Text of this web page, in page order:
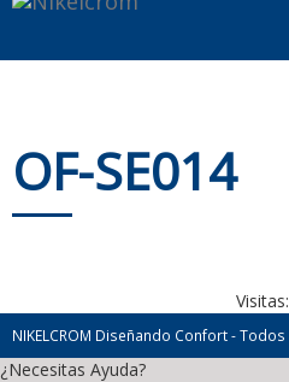
OF-SE014
Visitas:
NIKELCROM Diseñando Confort -
¿Necesitas Ayuda?